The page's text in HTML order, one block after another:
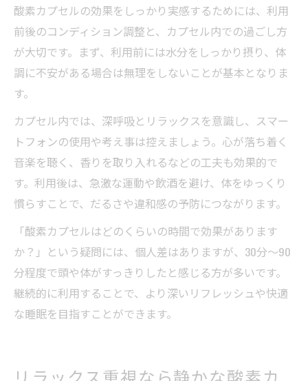
酸素カプセルの効果をしっかり実感するためには、利用
前後のコンディション調整と、カプセル内での過ごし方
が大切です。まず、利用前には水分をしっかり摂り、体
調に不安がある場合は無理をしないことが基本となりま
す。
カプセル内では、深呼吸とリラックスを意識し、スマー
トフォンの使用や考え事は控えましょう。心が落ち着く
音楽を聴く、香りを取り入れるなどの工夫も効果的で
す。利用後は、急激な運動や飲酒を避け、体をゆっくり
慣らすことで、だるさや違和感の予防につながります。
「酸素カプセルはどのくらいの時間で効果があります
か？」という疑問には、個人差はありますが、30分〜90
分程度で頭や体がすっきりしたと感じる方が多いです。
継続的に利用することで、より深いリフレッシュや快適
な睡眠を目指すことができます。